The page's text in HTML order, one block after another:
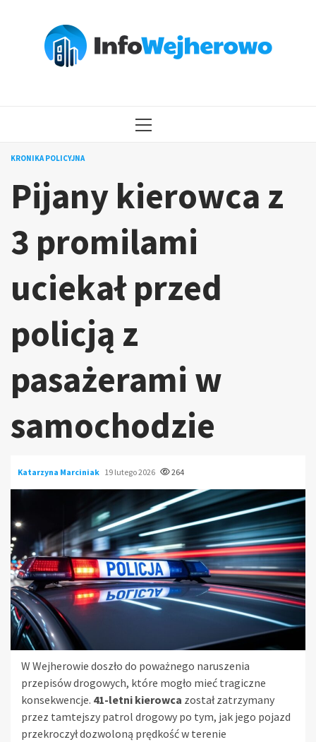
MENU
KRONIKA POLICYJNA
Pijany kierowca z
3 promilami
uciekał przed
policją z
pasażerami w
samochodzie
Katarzyna Marciniak 19 lutego 2026 264
W Wejherowie doszło do poważnego naruszenia
przepisów drogowych, które mogło mieć tragiczne
konsekwencje. 41-letni kierowca został zatrzymany
przez tamtejszy patrol drogowy po tym, jak jego pojazd
przekroczył dozwoloną prędkość w terenie